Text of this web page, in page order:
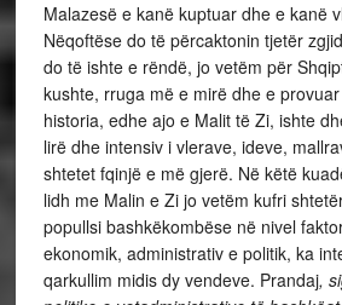
Malazesë e kanë kuptuar dhe e kanë
Nëqoftëse do të përcaktonin tjetër
do të ishte e rëndë, jo vetëm për
kushte, rruga më e mirë dhe e
historia, edhe ajo e Malit të Zi, ishte
lirë dhe intensiv i vlerave, ideve,
shtetet fqinjë e më gjerë. Në këtë
lidh me Malin e Zi jo vetëm kufri
popullsi bashkëkombëse në nivel
ekonomik, administrativ e politik, ka
qarkullim midis dy vendeve. Prandaj,